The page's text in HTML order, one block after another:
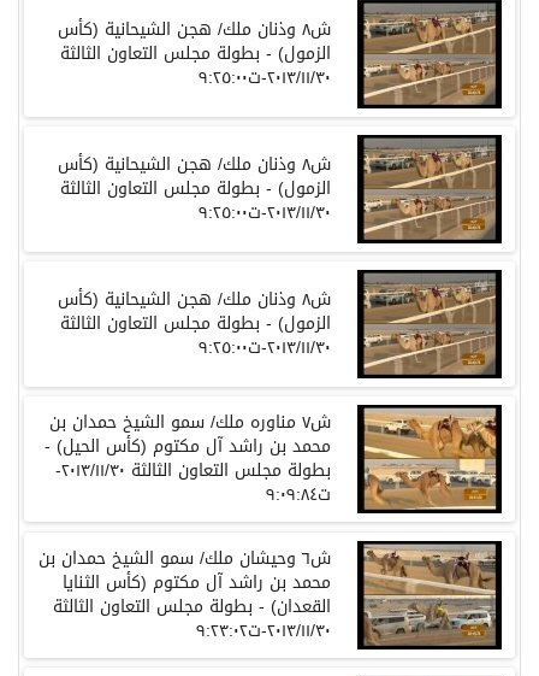
ش٨ وذنان ملك/ هجن الشيحانية (كأس
الزمول) - بطولة مجلس التعاون الثالثة
٢٠١٣/١١/٣٠-ت٩:٢٥:٠٠
ش٨ وذنان ملك/ هجن الشيحانية (كأس
الزمول) - بطولة مجلس التعاون الثالثة
٢٠١٣/١١/٣٠-ت٩:٢٥:٠٠
ش٨ وذنان ملك/ هجن الشيحانية (كأس
الزمول) - بطولة مجلس التعاون الثالثة
٢٠١٣/١١/٣٠-ت٩:٢٥:٠٠
ش٧ مناوره ملك/ سمو الشيخ حمدان بن
محمد بن راشد آل مكتوم (كأس الحيل) -
بطولة مجلس التعاون الثالثة ٢٠١٣/١١/٣٠-
ت٩:٠٩:٨٤
ش٦ وحيشان ملك/ سمو الشيخ حمدان بن
محمد بن راشد آل مكتوم (كأس الثنايا
القعدان) - بطولة مجلس التعاون الثالثة
٢٠١٣/١١/٣٠-ت٩:٢٣:٠٢